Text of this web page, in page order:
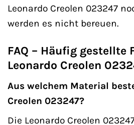
Leonardo Creolen 023247
werden es nicht bereuen.
FAQ – Häufig gestellte
Leonardo Creolen
Aus welchem Material
Creolen 023247?
Die Leonardo Creolen